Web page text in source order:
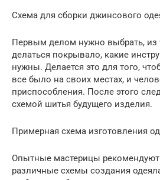
Схема для сборки джинсового
Первым делом нужно выбрать, из
делаться покрывало, какие
нужны. Делается это для того,
все было на своих местах, и
приспособления. После этого
схемой шитья будущего изделия.
Примерная схема изготовления
Опытные мастерицы рекомендуют
различные схемы создания